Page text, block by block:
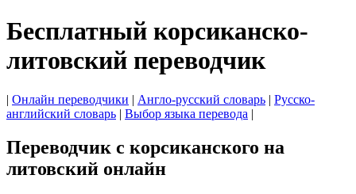
Бесплатный корсиканско-
литовский переводчик
| Онлайн переводчики | Англо-русский словарь | Русско-
английский словарь | Выбор языка перевода |
Переводчик с корсиканского на
литовский онлайн